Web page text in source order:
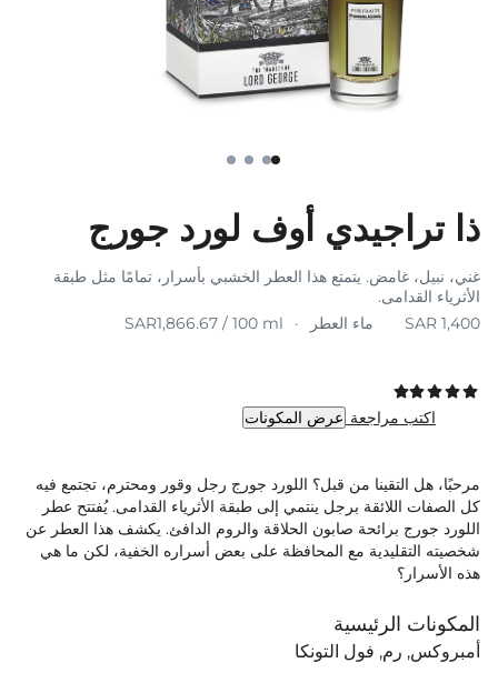
ذا تراجيدي أوف لورد جورج
غني، نبيل، غامض. يتمتع هذا العطر الخشبي بأسرار، تمامًا مثل طبقة
الأثرياء القدامى.
ماء العطر
اكتب مراجعة عرض المكونات
مرحبًا، هل التقينا من قبل؟ اللورد جورج رجل وقور ومحترم، تجتمع فيه
كل الصفات اللائقة برجل ينتمي إلى طبقة الأثرياء القدامى. يُفتتح عطر
اللورد جورج برائحة صابون الحلاقة والروم الدافئ. يكشف هذا العطر عن
شخصيته التقليدية مع المحافظة على بعض أسراره الخفية، لكن ما هي
هذه الأسرار؟
المكونات الرئيسية
أمبروكس رم فول التونكا